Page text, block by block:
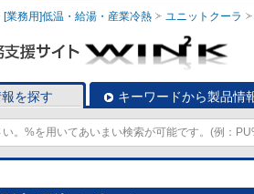
[業務用]低温・給湯・産業冷熱 ユニットクーラ
を探す キーワードから製品情